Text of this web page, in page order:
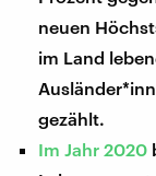
neuen
im Land
gezählt.
Im Jahr 2020